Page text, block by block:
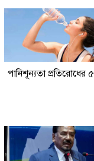
পানিশূন্যতা প্রতিরোধের